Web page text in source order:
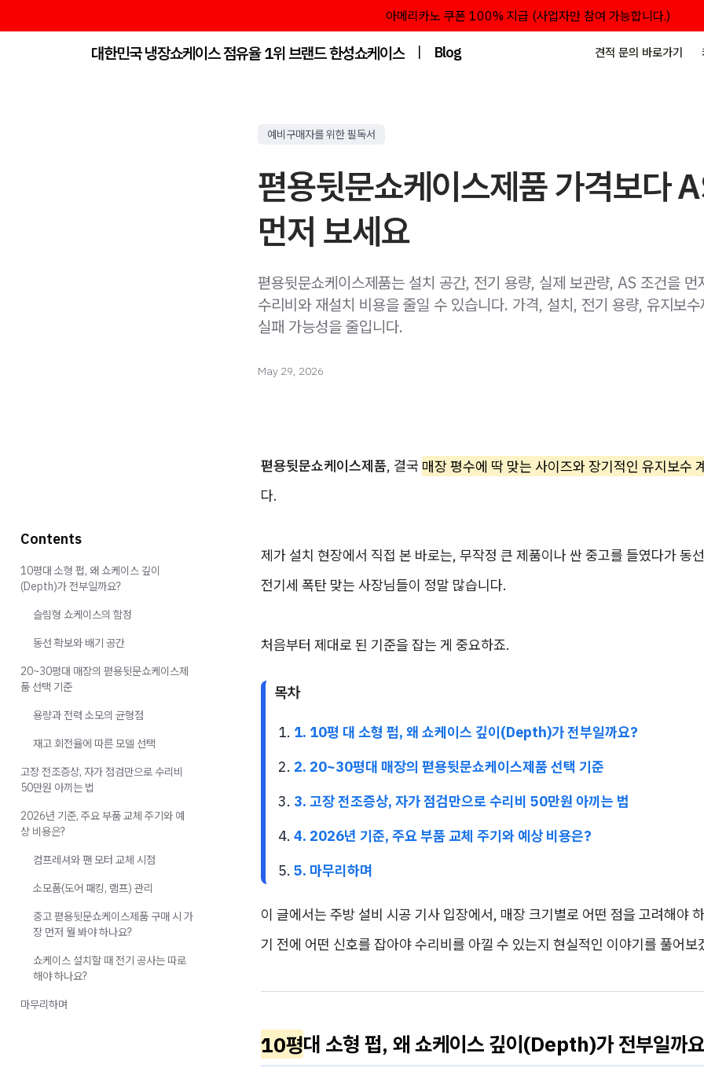
아메리카노 쿠폰 100% 지급 (사업자만 참여 가능합니다.)
대한민국 냉장쇼케이스 점유율 1위 브랜드 한성쇼케이스 | Blog 견적 문의 바로가기
예비구매자를 위한 필독서
펻용뒷문쇼케이스제품 가격보다
먼저 보세요
펻용뒷문쇼케이스제품는 설치 공간, 전기 용량, 실제 보관량, AS 조건을 먼
수리비와 재설치 비용을 줄일 수 있습니다. 가격, 설치, 전기 용량, 유지보수
실패 가능성을 줄입니다.
May 29, 2026
펻용뒷문쇼케이스제품, 결국 매장 평수에 딱 맞는 사이즈와 장기적인 유지보수
다.
제가 설치 현장에서 직접 본 바로는, 무작정 큰 제품이나 싼 중고를 들였다가 동
전기세 폭탄 맞는 사장님들이 정말 많습니다.
처음부터 제대로 된 기준을 잡는 게 중요하죠.
목차
1. 10평 대 소형 펍, 왜 쇼케이스 깊이(Depth)가 전부일까요?
2. 20~30평대 매장의 펻용뒷문쇼케이스제품 선택 기준
3. 고장 전조증상, 자가 점검만으로 수리비 50만원 아끼는 법
4. 2026년 기준, 주요 부품 교체 주기와 예상 비용은?
5. 마무리하며
이 글에서는 주방 설비 시공 기사 입장에서, 매장 크기별로 어떤 점을 고려해야
기 전에 어떤 신호를 잡아야 수리비를 아낄 수 있는지 현실적인 이야기를 풀어보
10평대 소형 펍, 왜 쇼케이스 깊이(Depth)가 전부일까
Contents
10평대 소형 펍, 왜 쇼케이스 깊이
(Depth)가 전부일까요?
슬림형 쇼케이스의 함정
동선 확보와 배기 공간
20~30평대 매장의 펻용뒷문쇼케이스제
품 선택 기준
용량과 전력 소모의 균형점
재고 회전율에 따른 모델 선택
고장 전조증상, 자가 점검만으로 수리비
50만원 아끼는 법
2026년 기준, 주요 부품 교체 주기와 예
상 비용은?
컴프레셔와 팬 모터 교체 시점
소모품(도어 패킹, 램프) 관리
중고 펻용뒷문쇼케이스제품 구매 시 가
장 먼저 뭘 봐야 하나요?
쇼케이스 설치할 때 전기 공사는 따로
해야 하나요?
마무리하며